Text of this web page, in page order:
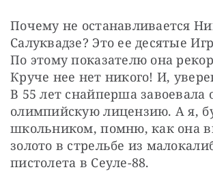
Почему не останавливается
Салуквадзе? Это ее десятые
По этому показателю она
Круче нее нет никого! И,
В 55 лет снайперша завоевала
олимпийскую лицензию. А я,
школьником, помню, как она
золото в стрельбе из
пистолета в Сеуле-88.